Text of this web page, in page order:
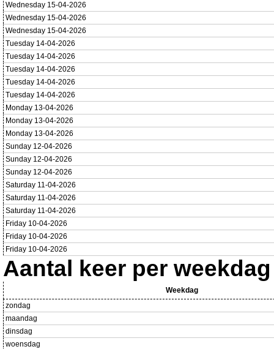
Wednesday 15-04-2026
Wednesday 15-04-2026
Wednesday 15-04-2026
Tuesday 14-04-2026
Tuesday 14-04-2026
Tuesday 14-04-2026
Tuesday 14-04-2026
Tuesday 14-04-2026
Monday 13-04-2026
Monday 13-04-2026
Monday 13-04-2026
Sunday 12-04-2026
Sunday 12-04-2026
Sunday 12-04-2026
Saturday 11-04-2026
Saturday 11-04-2026
Saturday 11-04-2026
Friday 10-04-2026
Friday 10-04-2026
Friday 10-04-2026
Aantal keer per weekdag
Weekdag
zondag
maandag
dinsdag
woensdag